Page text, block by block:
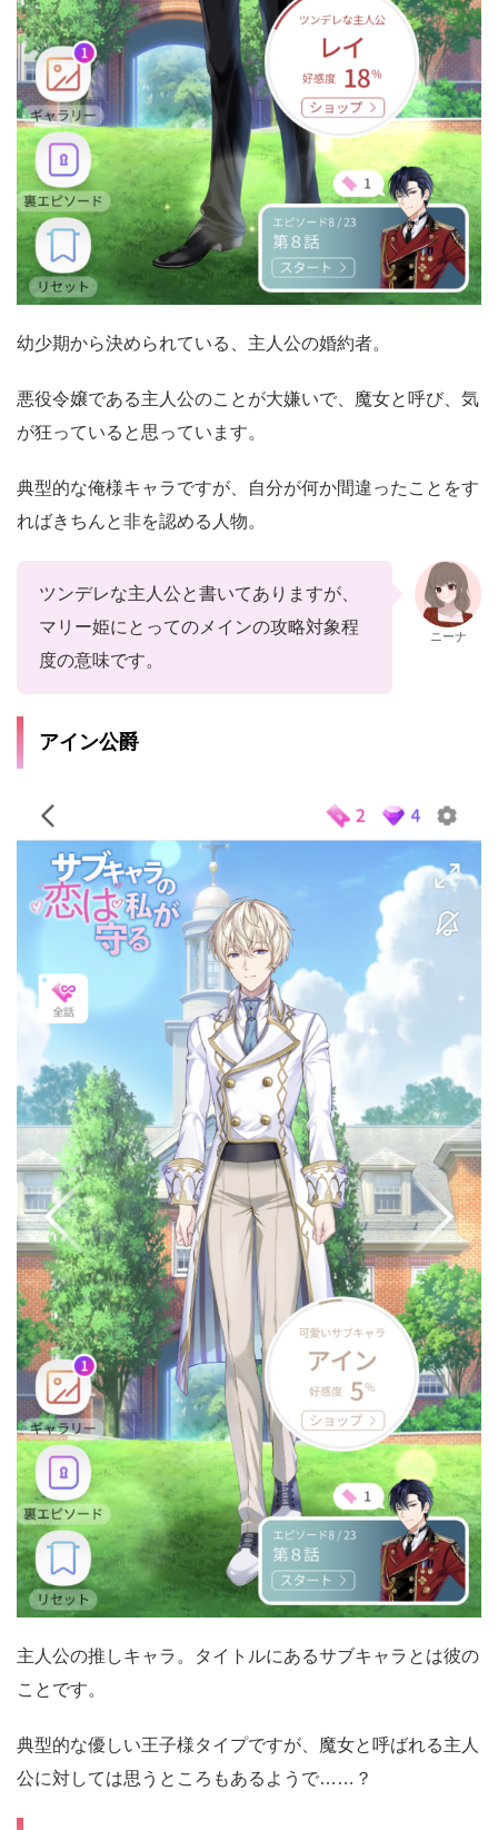
幼少期から決められている、主人公の婚約者。
悪役令嬢である主人公のことが大嫌いで、魔女と呼び、気
が狂っていると思っています。
典型的な俺様キャラですが、自分が何か間違ったことをす
ればきちんと非を認める人物。
ツンデレな主人公と書いてありますが、
マリー姫にとってのメインの攻略対象程
度の意味です。
ニーナ
アイン公爵
主人公の推しキャラ。タイトルにあるサブキャラとは彼の
ことです。
典型的な優しい王子様タイプですが、魔女と呼ばれる主人
公に対しては思うところもあるようで……？